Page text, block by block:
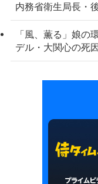
内務省衛生局長・
「風、薫る」娘の
デル・大関心の死